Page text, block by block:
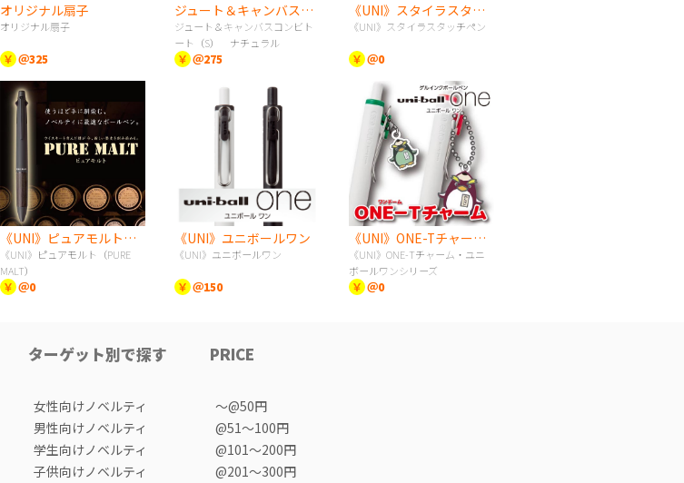
オリジナル扇子
オリジナル扇子
￥ ＠325
ジュート＆キャンバスコンビトート（S） ナチュラル
ジュート＆キャンバスコンビト
ート（S） ナチュラル
￥ ＠275
《UNI》スタイラスタッチペン
《UNI》スタイラスタッチペン
￥ ＠0
《UNI》ピュアモルト（PURE MALT）
《UNI》ピュアモルト（PURE
MALT）
￥ ＠0
《UNI》ユニボールワン
《UNI》ユニボールワン
￥ ＠150
《UNI》ONE-Tチャーム・ユニボールワンシリーズ
《UNI》ONE-Tチャーム・ユニ
ボールワンシリーズ
￥ ＠0
ターゲット別で探す
女性向けノベルティ
男性向けノベルティ
学生向けノベルティ
子供向けノベルティ
PRICE
〜@50円
@51〜100円
@101〜200円
@201〜300円